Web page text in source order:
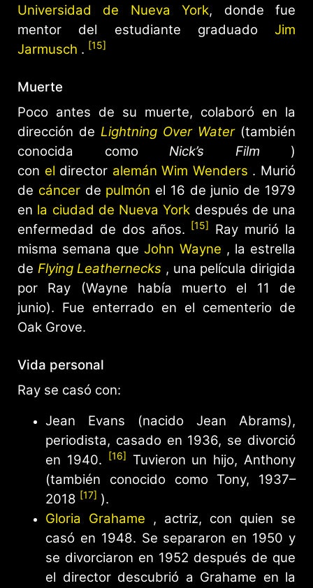
Universidad de Nueva York, donde fue
mentor del estudiante graduado Jim
Jarmusch . [15]
Muerte
Poco antes de su muerte, colaboró ​​en la
dirección de Lightning Over Water(también
conocida como Nick’s Film )
con el director alemánWim Wenders . Murió
de cáncerde pulmón el 16 de junio de 1979
en la ciudad de Nueva York después de una
enfermedad de dos años. [15]
Ray murió la
misma semana queJohn Wayne , la estrella
de Flying Leathernecks , una película dirigida
por Ray (Wayne había muerto el 11 de
junio). Fue enterrado en el cementerio de
Oak Grove.
Vida personal
Ray se casó con:
Jean Evans (nacido Jean Abrams),
periodista, casado en 1936, se divorció
en 1940.
[16] Tuvieron un hijo, Anthony
(también conocido como Tony, 1937–
2018 [17] ).
Gloria Grahame , actriz, con quien se
casó en 1948. Se separaron en 1950 y
se divorciaron en 1952 después de que
el director descubrió a Grahame en la